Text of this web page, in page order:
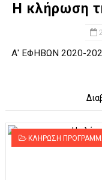
Η κλήρωση
Α' ΕΦΗΒΩΝ 2020-
ΚΛΗΡΩΣΗ